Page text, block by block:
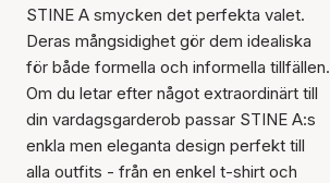
STINE A smycken det perfekta valet.
Deras mångsidighet gör dem idealiska
för både formella och informella tillfällen.
Om du letar efter något extraordinärt till
din vardagsgarderob passar STINE A:s
enkla men eleganta design perfekt till
alla outfits - från en enkel t-shirt och